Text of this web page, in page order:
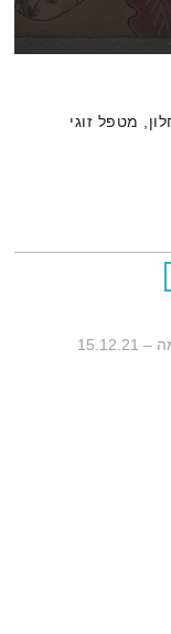
מטפל זוגי